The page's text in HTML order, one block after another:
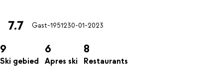
7.7 Gast-1951230-01-2023
9
Ski gebied
6
Apres ski
8
Restaurants